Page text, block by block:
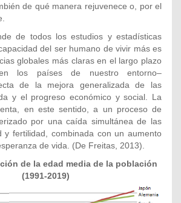
de qué manera rejuvenece o, por el
de todos los estudios y estadísticas
del ser humano de vivir más es
globales más claras en el largo plazo
en los países de nuestro entorno–
de la mejora generalizada de las
y el progreso económico y social. La
en este sentido, a un proceso de
por una caída simultánea de las
y fertilidad, combinada con un aumento
de vida. (De Freitas, 2013).
de la edad media de la población
(1991-2019)